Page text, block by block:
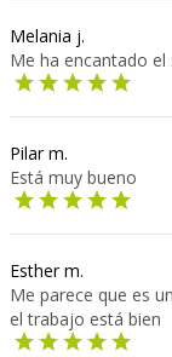
Melania j.
Me ha encantado el
Pilar m.
Está muy bueno
Esther m.
Me parece que es
el trabajo está bien